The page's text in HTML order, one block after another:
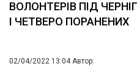
ВОЛОНТЕРІВ ПІД
І ЧЕТВЕРО ПОРАНЕНИХ
02/04/2022 13:04Автор: